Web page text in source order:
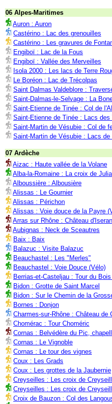
06 Alpes-Maritimes
Auron : Auron
Castérino : Lac des grenouilles
Castérino : Les gravures de
Engiboï : Lac de la Fous
Engiboï : Vallée des Merveilles
Isola 2000 : Les lacs de Terre
Le Boréon : Lac de Trécolpas
Saint Dalmas Valdeblore :
Saint-Dalmas-le-Selvage : La
Saint-Etienne de Tinée : Col de
Saint-Etienne de Tinée : Lacs des
Saint-Martin de Vésubie : Col de
Saint-Martin de Vésubie : Lacs de
07 Ardèche
Aizac : Haute vallée de la Volane
Alba-la-Romaine : La croix de
Alboussière : Albousière
Alissas : Le Gournier
Alissas : Périchon
Alissas : Voie douce de la Payre
Arras sur Rhône : Château
Aubignas : Neck de Sceautres
Baix : Baix
Balazuc : Visite Balazuc
Beauchastel : Les "Merles"
Beauchastel : Voie Douce (Vélo)
Berrias-et-Casteljau : Tour du
Bidon : Grotte de Saint Marcel
Bidon : Sur le Chemin de la
Bornes : Donjon
Charmes-sur-Rhône : Château de
Chomérac : Tour Choméric
Cornas : Belvédère du Pic,
Cornas : Le Vignoble
Cornas : Le tour des vignes
Coux : Les Grads
Coux : Les grottes de la Jaubernie
Creyseilles : Les croix de
Creyseilles : Les croix de
Croix de Bauzon : Col des